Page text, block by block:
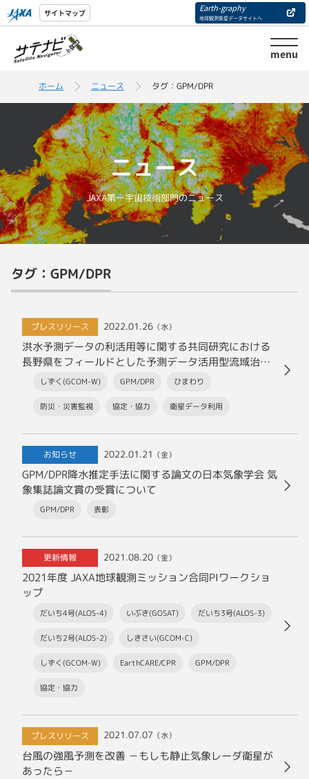
サイトマップ Earth-graphy
地球観測衛星データサイトへ
menu
ホーム ニュース タグ：GPM/DPR
ニュース
JAXA第一宇宙技術部門のニュース
タグ：GPM/DPR
プレスリリース 2022.01.26 （水）
洪水予測データの利活用等に関する共同研究における
長野県をフィールドとした予測データ活用型流域治水
の実現に向けた検証を開始
しずく(GCOM-W) GPM/DPR ひまわり
防災・災害監視 協定・協力 衛星データ利用
お知らせ 2022.01.21 （金）
GPM/DPR降水推定手法に関する論文の日本気象学会 気
象集誌論文賞の受賞について
GPM/DPR 表彰
更新情報 2021.08.20 （金）
2021年度 JAXA地球観測ミッション合同PIワークショ
ップ
だいち4号(ALOS-4) いぶき(GOSAT) だいち3号(ALOS-3)
だいち2号(ALOS-2) しきさい(GCOM-C)
しずく(GCOM-W) EarthCARE/CPR GPM/DPR
協定・協力
プレスリリース 2021.07.07 （水）
台風の強風予測を改善 －もしも静止気象レーダ衛星が
あったら－